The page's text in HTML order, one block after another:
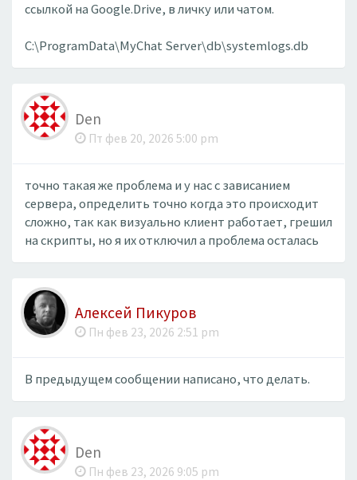
ссылкой на Google.Drive, в личку или чатом.
C:\ProgramData\MyChat Server\db\systemlogs.db
Den
Пт фев 20, 2026 5:00 pm
точно такая же проблема и у нас с зависанием
сервера, определить точно когда это происходит
сложно, так как визуально клиент работает, грешил
на скрипты, но я их отключил а проблема осталась
Алексей Пикуров
Пн фев 23, 2026 2:51 pm
В предыдущем сообщении написано, что делать.
Den
Пн фев 23, 2026 9:05 pm